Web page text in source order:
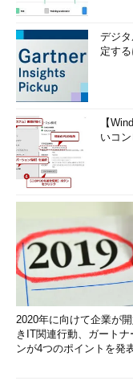
デジ
定す
【
いコ
2020年に向けて企業が
きIT関連行動、ガートナ
ンが4つのポイントを発